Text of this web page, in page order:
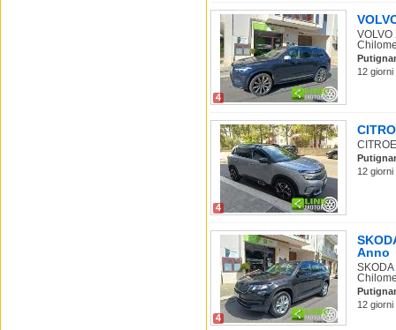
4
12
4
12
4
Anno
12